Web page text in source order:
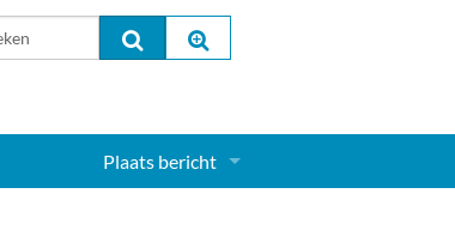
Plaats bericht